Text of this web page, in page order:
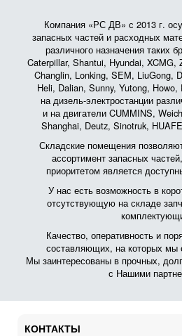
Компания «РС ДВ» с 2013 г.
запасных частей и расходных
различного назначения таких
Caterpillar, Shantui, Hyundai, XCMG,
Changlin, Lonking, SEM, LiuGong,
Heli, Dalian, Sunny, Yutong,
на дизель-электростанции
и на двигатели CUMMINS,
Shanghai, Deutz, Sinotruk,
Складские помещения
ассортимент запасных
приоритетом является
У нас есть возможность в
отсутствующую на складе
Качество, оперативность и
составляющих, на которых мы
Мы заинтересованы в прочных,
с Нашими
КОНТАКТЫ